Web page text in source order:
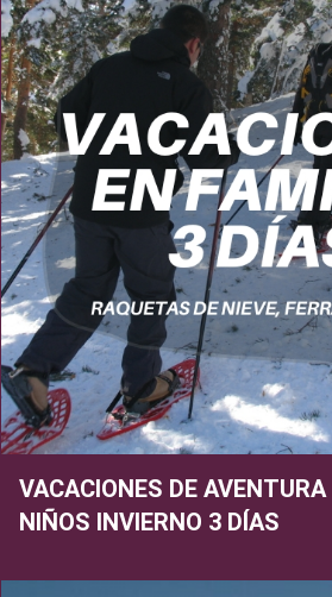
VACACIONES DE
NIÑOS INVIERNO 3 DÍAS